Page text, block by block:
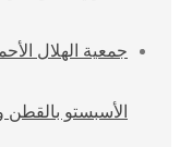
جمعية الهلال
الأسبستو بالقطن